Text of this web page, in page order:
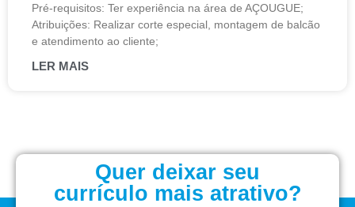
Pré-requisitos: Ter experiência na área de AÇOUGUE;
Atribuições: Realizar corte especial, montagem de balcão
e atendimento ao cliente;
LER MAIS
Quer deixar seu
currículo mais atrativo?